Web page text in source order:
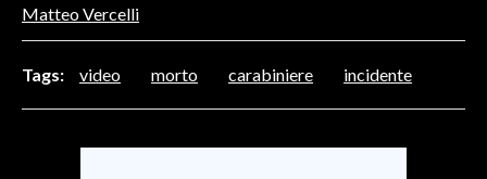
SPETTACOLI
Matteo Vercelli
Tags: video morto carabiniere incidente